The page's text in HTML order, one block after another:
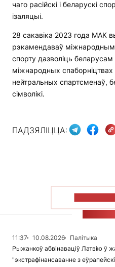
чаго расійскі і беларускі
ізаляцыі.
28 сакавіка 2023 года МАК
рэкамендаваў
спорту дазволіць беларусам
міжнародных спаборніцтвах
нейтральных спартсменаў,
сімволікі.
ПАДЗЯЛІЦЦА:
11:37 10.08.2026
Палітыка
Рыжанкоў абвінаваціў Латвію ў
"экстрафінансаванне з